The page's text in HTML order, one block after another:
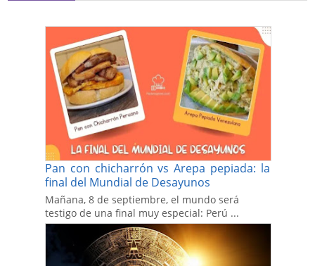
Pan con chicharrón vs Arepa pepiada: la
final del Mundial de Desayunos
Mañana, 8 de septiembre, el mundo será
testigo de una final muy especial: Perú ...